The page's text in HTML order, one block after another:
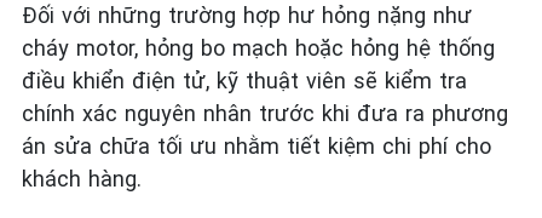
Đối với những trường hợp hư hỏng nặng như
cháy motor, hỏng bo mạch hoặc hỏng hệ thống
điều khiển điện tử, kỹ thuật viên sẽ kiểm tra
chính xác nguyên nhân trước khi đưa ra phương
án sửa chữa tối ưu nhằm tiết kiệm chi phí cho
khách hàng.